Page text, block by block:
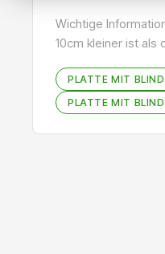
Wichtige
10cm kleiner ist als
PLATTE MIT
PLATTE MIT